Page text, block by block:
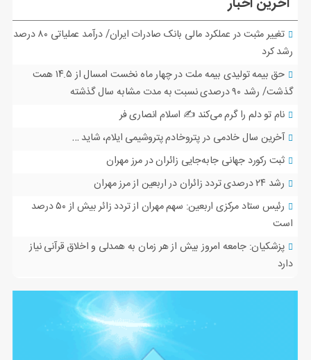
آخرین اخبار
تغییر مثبت در عملکرد مالی بانک صادرات ایران/ درآمد عملیاتی ۸۰ درصد
رشد کرد
حق بیمه تولیدی بیمه ملت در چهار ماه نخست امسال از ۱۴.۵ همت
گذشت/ رشد ۹۰ درصدی نسبت به مدت مشابه سال گذشته
نام تو دلم را گرم می‌کند ✍️ اسلام انصاری فر
آخرین سال خادمی در پتروخادم پتروشیمی ایلام، شاید …
ثبت رکورد جهانی جابه‌جایی زائران در مرز مهران
رشد ۲۴ درصدی تردد زائران در اربعین از مرز مهران
رئیس ستاد مرکزی اربعین: سهم مهران از تردد زائر بیش از ۵۰ درصد
است
پزشکیان: جامعه امروز بیش از هر زمان به همدلی و اخلاق قرآنی نیاز
دارد